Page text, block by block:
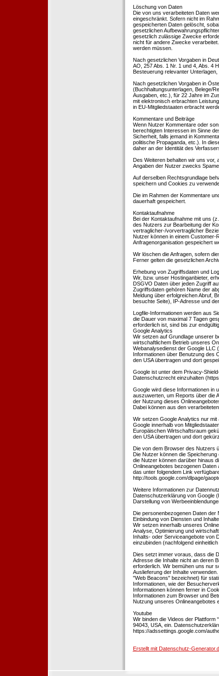
Löschung von Daten
Die von uns verarbeiteten Daten
eingeschränkt. Sofern nicht im
gespeicherten Daten gelöscht,
gesetzlichen
gesetzlich zulässige Zwecke
nicht für andere Zwecke
werden müssen.
Nach gesetzlichen Vorgaben in
AO, 257 Abs. 1 Nr. 1 und 4, Abs. 4
Besteuerung relevanter
Nach gesetzlichen Vorgaben in
(Buchhaltungsunterlagen, Belege/
Ausgaben, etc.), für 22 Jahre im
mit elektronisch erbrachten
in EU-Mitgliedstaaten erbracht
Kommentare und Beiträge
Wenn Nutzer Kommentare oder
berechtigten Interessen im Sinne
Sicherheit, falls jemand in
politische Propaganda, etc.). In
daher an der Identität des
Des Weiteren behalten wir uns vor,
Angaben der Nutzer zwecks
Auf derselben Rechtsgrundlage
speichern und Cookies zu
Die im Rahmen der Kommentare
dauerhaft gespeichert.
Kontaktaufnahme
Bei der Kontaktaufnahme mit uns
des Nutzers zur Bearbeitung der
vertraglicher-/vorvertraglicher
Nutzer können in einem Customer-
Anfragenorganisation gespeichert
Wir löschen die Anfragen, sofern
Ferner gelten die gesetzlichen
Erhebung von Zugriffsdaten und
Wir, bzw. unser Hostinganbieter,
DSGVO Daten über jeden Zugriff
Zugriffsdaten gehören Name der
Meldung über erfolgreichen Abruf,
besuchte Seite), IP-Adresse und
Logfile-Informationen werden aus
die Dauer von maximal 7 Tagen
erforderlich ist, sind bis zur
Google Analytics
Wir setzen auf Grundlage unserer
wirtschaftlichem Betrieb unseres
Webanalysedienst der Google LLC
Informationen über Benutzung des
den USA übertragen und dort
Google ist unter dem Privacy-
Datenschutzrecht einzuhalten
Google wird diese Informationen in
auszuwerten, um Reports über die
der Nutzung dieses
Dabei können aus den
Wir setzen Google Analytics nur
Google innerhalb von
Europäischen Wirtschaftsraum
den USA übertragen und dort
Die von dem Browser des Nutzers
Die Nutzer können die
die Nutzer können darüber hinaus
Onlineangebotes bezogenen
das unter folgendem Link
http://tools.google.com/dlpage/
Weitere Informationen zur
Datenschutzerklärung von Google
Darstellung von
Die personenbezogenen Daten der
Einbindung von Diensten und
Wir setzen innerhalb unseres
Analyse, Optimierung und
Inhalts- oder Serviceangebote von
einzubinden (nachfolgend
Dies setzt immer voraus, dass die
Adresse die Inhalte nicht an deren
erforderlich. Wir bemühen uns nur
Auslieferung der Inhalte
"Web Beacons" bezeichnet) für
Informationen, wie der
Informationen können ferner in
Informationen zum Browser und
Nutzung unseres Onlineangebotes
Youtube
Wir binden die Videos der Plattform
94043, USA, ein.
https://adssettings.google.com/
Erstellt mit Datenschutz-